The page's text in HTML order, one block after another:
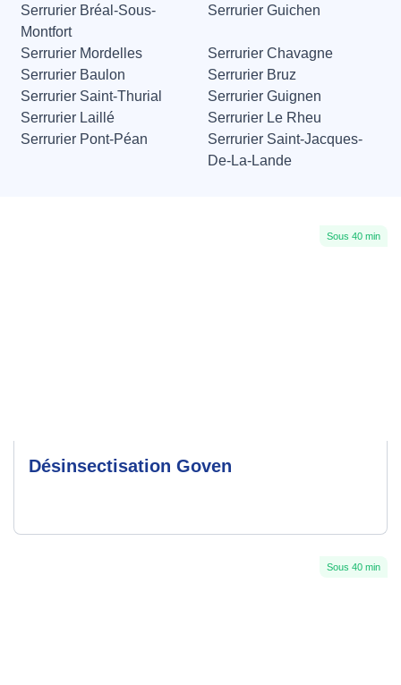
Serrurier Bréal-Sous-
Montfort
Serrurier Guichen
Serrurier Mordelles
Serrurier Chavagne
Serrurier Baulon
Serrurier Bruz
Serrurier Saint-Thurial
Serrurier Guignen
Serrurier Laillé
Serrurier Le Rheu
Serrurier Pont-Péan
Serrurier Saint-Jacques-
De-La-Lande
Sous 40 min
Désinsectisation Goven
Sous 40 min